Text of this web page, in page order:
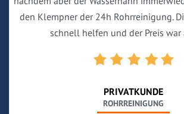
den Klempner der 24h Rohrreinigung.
schnell helfen und der Preis war
PRIVATKUNDE
ROHRREINIGUNG